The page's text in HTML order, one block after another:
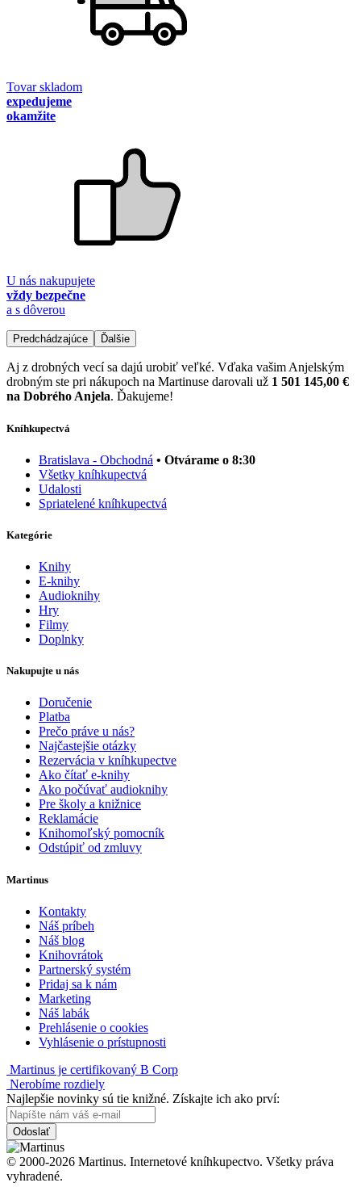
Tovar skladom
expedujeme
okamžite
U nás nakupujete
vždy bezpečne
a s dôverou
Predchádzajúce Ďalšie
Aj z drobných vecí sa dajú urobiť veľké. Vďaka vašim Anjelským
drobným ste pri nákupoch na Martinuse darovali už 1 501 145,00 €
na Dobrého Anjela. Ďakujeme!
Kníhkupectvá
Bratislava - Obchodná • Otvárame o 8:30
Všetky kníhkupectvá
Udalosti
Spriatelené kníhkupectvá
Kategórie
Knihy
E-knihy
Audioknihy
Hry
Filmy
Doplnky
Nakupujte u nás
Doručenie
Platba
Prečo práve u nás?
Najčastejšie otázky
Rezervácia v kníhkupectve
Ako čítať e-knihy
Ako počúvať audioknihy
Pre školy a knižnice
Reklamácie
Knihomoľský pomocník
Odstúpiť od zmluvy
Martinus
Kontakty
Náš príbeh
Náš blog
Knihovrátok
Partnerský systém
Pridaj sa k nám
Marketing
Náš labák
Prehlásenie o cookies
Vyhlásenie o prístupnosti
Martinus je certifikovaný B Corp
Nerobíme rozdiely
Najlepšie novinky sú tie knižné. Získajte ich ako prví:
Odoslať
© 2000-2026 Martinus. Internetové kníhkupectvo. Všetky práva
vyhradené.